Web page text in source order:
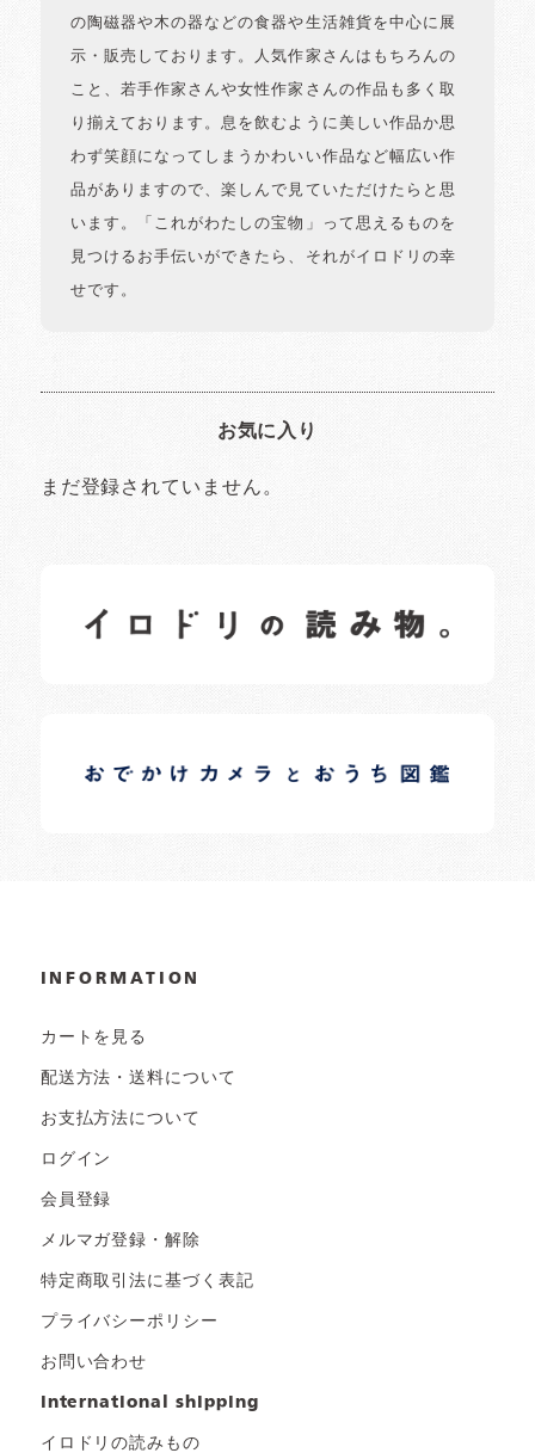
の陶磁器や木の器などの食器や生活雑貨を中心に展
示・販売しております。人気作家さんはもちろんの
こと、若手作家さんや女性作家さんの作品も多く取
り揃えております。息を飲むように美しい作品か思
わず笑顔になってしまうかわいい作品など幅広い作
品がありますので、楽しんで見ていただけたらと思
います。「これがわたしの宝物」って思えるものを
見つけるお手伝いができたら、それがイロドリの幸
せです。
お気に入り
まだ登録されていません。
日常の様子など随時更新中です。
日常の様子など随時更新中です。
INFORMATION
カートを見る
配送方法・送料について
お支払方法について
ログイン
会員登録
メルマガ登録・解除
特定商取引法に基づく表記
プライバシーポリシー
お問い合わせ
international shipping
イロドリの読みもの